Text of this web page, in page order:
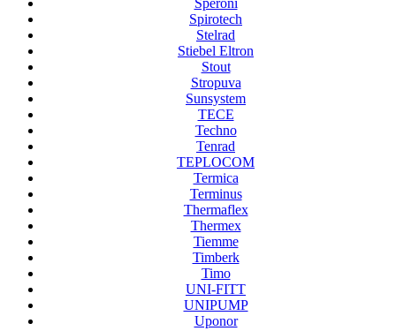
Speroni
Spirotech
Stelrad
Stiebel Eltron
Stout
Stropuva
Sunsystem
TECE
Techno
Tenrad
TEPLOCOM
Termica
Terminus
Thermaflex
Thermex
Tiemme
Timberk
Timo
UNI-FITT
UNIPUMP
Uponor